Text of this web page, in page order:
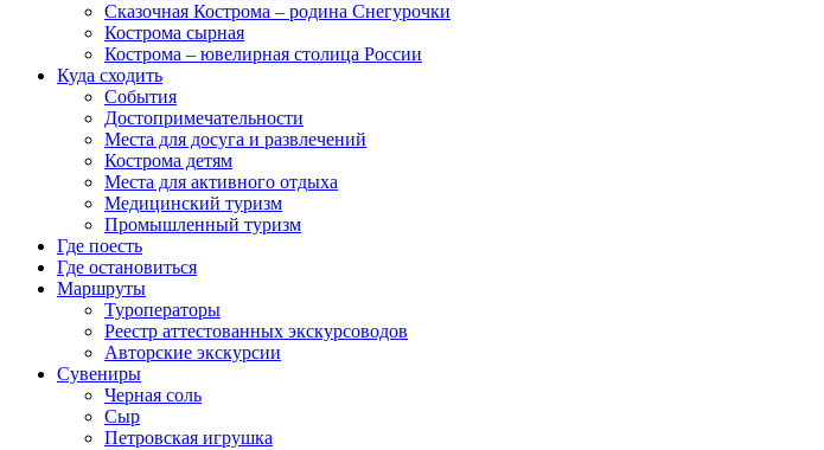
Сказочная Кострома – родина Снегурочки
Кострома сырная
Кострома – ювелирная столица России
Куда сходить
События
Достопримечательности
Места для досуга и развлечений
Кострома детям
Места для активного отдыха
Медицинский туризм
Промышленный туризм
Где поесть
Где остановиться
Маршруты
Туроператоры
Реестр аттестованных экскурсоводов
Авторские экскурсии
Сувениры
Черная соль
Сыр
Петровская игрушка